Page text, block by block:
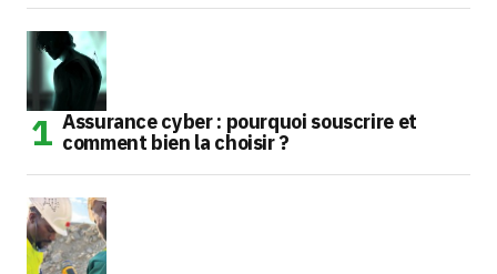
Assurance cyber : pourquoi souscrire et
comment bien la choisir ?